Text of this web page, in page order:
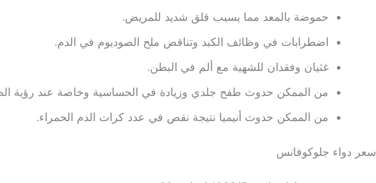
حموضة بالمعد مما يسبب قلق شديد للمريض.
اضطرابات في وظائف الكبد وتناقص ملح الصوديوم في الدم.
غثيان وفقدان للشهية مع ألم في البطن.
من الممكن حدوث طفح جلدي وزيادة في الحساسية وخاصة عند رؤية
من الممكن حدوث أنيميا نتيجة نقص في عدد كرات الدم الحمراء.
سعر دواء جلوكوفانس